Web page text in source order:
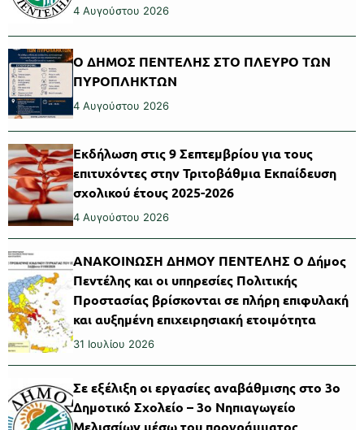
4 Αυγούστου 2026
Ο ΔΗΜΟΣ ΠΕΝΤΕΛΗΣ ΣΤΟ ΠΛΕΥΡΟ ΤΩΝ
ΠΥΡΟΠΛΗΚΤΩΝ
4 Αυγούστου 2026
Εκδήλωση στις 9 Σεπτεμβρίου για τους
επιτυχόντες στην Τριτοβάθμια Εκπαίδευση
σχολικού έτους 2025-2026
4 Αυγούστου 2026
ΑΝΑΚΟΙΝΩΣΗ ΔΗΜΟΥ ΠΕΝΤΕΛΗΣ Ο Δήμος
Πεντέλης και οι υπηρεσίες Πολιτικής
Προστασίας βρίσκονται σε πλήρη επιφυλακή
και αυξημένη επιχειρησιακή ετοιμότητα
31 Ιουλίου 2026
Σε εξέλιξη οι εργασίες αναβάθμισης στο 3ο
Δημοτικό Σχολείο – 3ο Νηπιαγωγείο
Μελισσίων μέσω του προγράμματος